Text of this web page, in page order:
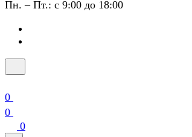
Пн. – Пт.: с 9:00 до 18:00
0
0
0